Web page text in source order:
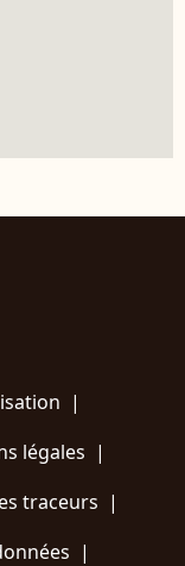
|
légales |
traceurs |
|